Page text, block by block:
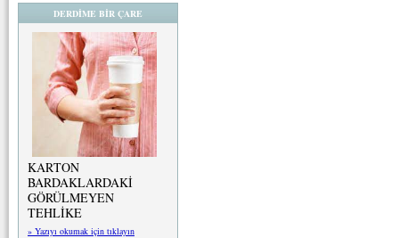
DERDİME BİR ÇARE
KARTON
BARDAKLARDAKİ
GÖRÜLMEYEN
TEHLİKE
» Yazıyı okumak için tıklayın